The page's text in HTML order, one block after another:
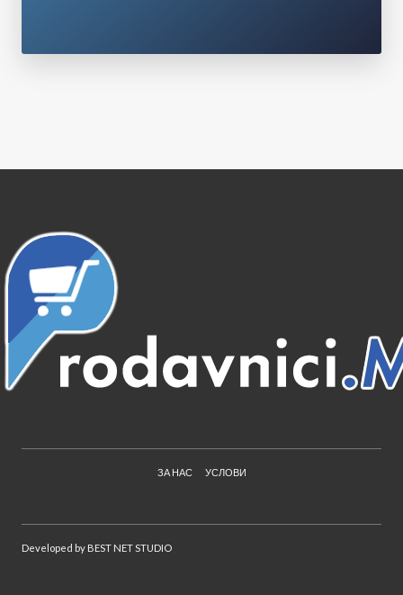
ЗА НАС УСЛОВИ
Developed by BEST NET STUDIO